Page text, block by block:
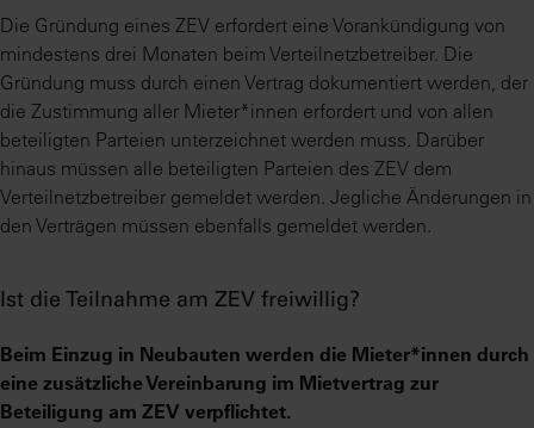
Die Gründung eines ZEV erfordert eine Vorankündigung von
mindestens drei Monaten beim Verteilnetzbetreiber. Die
Gründung muss durch einen Vertrag dokumentiert werden, der
die Zustimmung aller Mieter*innen erfordert und von allen
beteiligten Parteien unterzeichnet werden muss. Darüber
hinaus müssen alle beteiligten Parteien des ZEV dem
Verteilnetzbetreiber gemeldet werden. Jegliche Änderungen in
den Verträgen müssen ebenfalls gemeldet werden.
Ist die Teilnahme am ZEV freiwillig?
Beim Einzug in Neubauten werden die Mieter*innen durch
eine zusätzliche Vereinbarung im Mietvertrag zur
Beteiligung am ZEV verpflichtet.